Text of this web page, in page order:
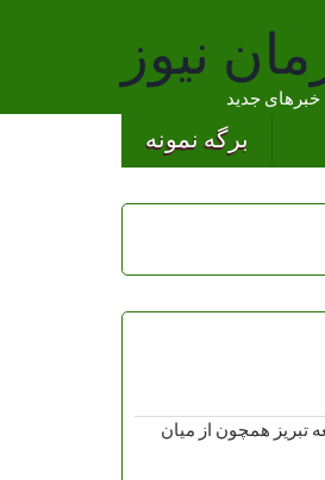
نیوز
جدید
برگه نمونه
تبریز همچون از میان